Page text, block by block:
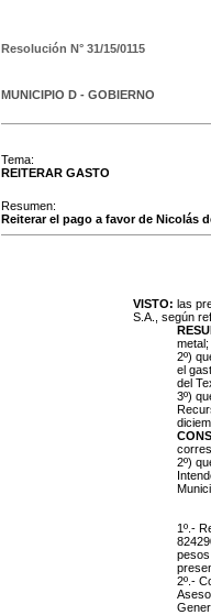
Resolución N° 31/15/0115
MUNICIPIO D - GOBIERNO
Tema:
REITERAR GASTO
Resumen:
Reiterar el pago a favor de Nicolás
VISTO: las
S.A., según
metal;
2º)
el
del
3º)
2º)
1º.-
2º.-